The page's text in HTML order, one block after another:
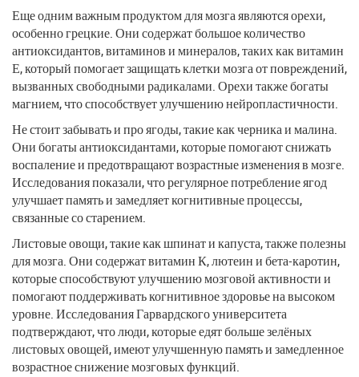
Еще одним важным продуктом для мозга являются орехи,
особенно грецкие. Они содержат большое количество
антиоксидантов, витаминов и минералов, таких как витамин
Е, который помогает защищать клетки мозга от повреждений,
вызванных свободными радикалами. Орехи также богаты
магнием, что способствует улучшению нейропластичности.
Не стоит забывать и про ягоды, такие как черника и малина.
Они богаты антиоксидантами, которые помогают снижать
воспаление и предотвращают возрастные изменения в мозге.
Исследования показали, что регулярное потребление ягод
улучшает память и замедляет когнитивные процессы,
связанные со старением.
Листовые овощи, такие как шпинат и капуста, также полезны
для мозга. Они содержат витамин К, лютеин и бета-каротин,
которые способствуют улучшению мозговой активности и
помогают поддерживать когнитивное здоровье на высоком
уровне. Исследования Гарвардского университета
подтверждают, что люди, которые едят больше зелёных
листовых овощей, имеют улучшенную память и замедленное
возрастное снижение мозговых функций.